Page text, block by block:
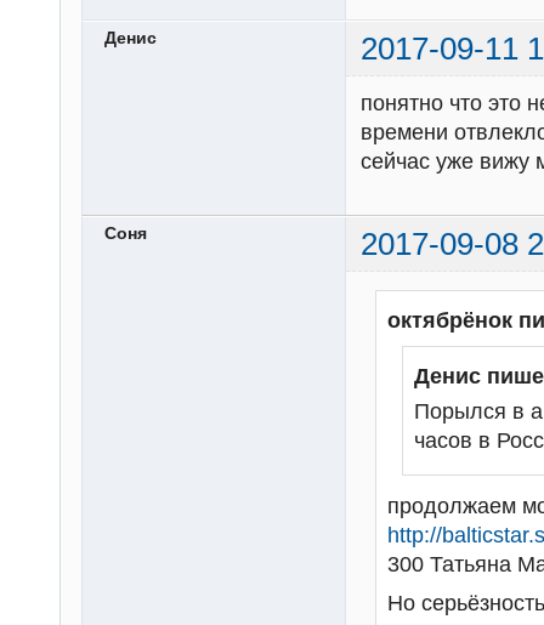
Денис 2017-09-11
понятно что это
времени
сейчас уже вижу
Соня 2017-09-08
октябрёнок
Денис
Порылся в
часов в
продолжаем
http://
300 Татьяна
Но